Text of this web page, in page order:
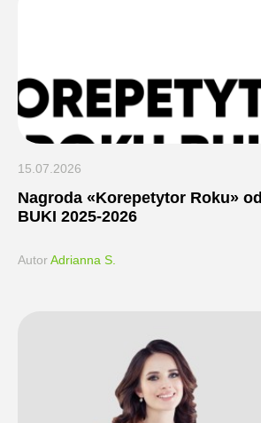
15.07.2026
Nagroda «Korepetytor Roku» od
BUKI 2025-2026
AutorAdrianna S.